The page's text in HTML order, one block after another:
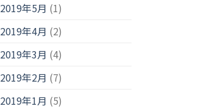
2019年5月 (1)
2019年4月 (2)
2019年3月 (4)
2019年2月 (7)
2019年1月 (5)